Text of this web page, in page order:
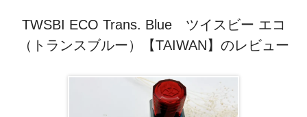
TWSBI ECO Trans. Blue ツイスビー エコ
（トランスブルー）【TAIWAN】のレビュー